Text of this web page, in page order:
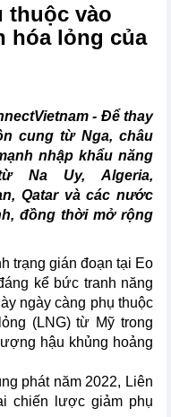
thuộc vào
hóa lỏng của
- Để thay
cung từ Nga, châu
nhập khẩu năng
Na Uy, Algeria,
Qatar và các nước
đồng thời mở rộng
trạng gián đoạn tại Eo
kể bức tranh năng
ngày càng phụ thuộc
(LNG) từ Mỹ trong
hậu khủng hoảng
phát năm 2022, Liên
chiến lược giảm phụ